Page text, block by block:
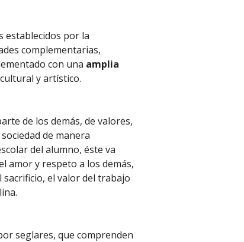
establecidos por la
complementarias,
con una amplia
y artístico.
de los demás, de valores,
de manera
del alumno, éste va
amor y respeto a los demás,
el valor del trabajo
seglares, que comprenden